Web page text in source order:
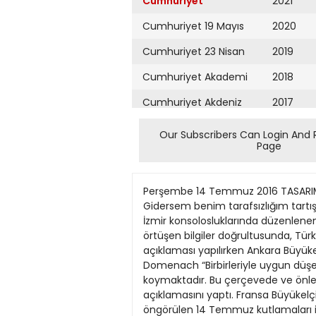
Cumhuriyet 19 Mayıs
Cumhuriyet 23 Nisan
Cumhuriyet Akademi
Cumhuriyet Akdeniz
Cumhuriyet Alışveriş
Cumhuriyet Ankara
Cumhuriyet Büyük
Taaruz
Cumhuriyet
Cumartesi
Cumhuriyet Çevre
2020
2019
2018
2017
2016
2015
2013
2012
2011
2010
2009
Our Subscribers Can Login And
Page
Perşembe 14 Temmuz 2016 TASARIM: İLKNUR FİLİZ reddSeardaeyn’aTBGraöahkbahzdaoınrnlu gitmeyi muhtar ‘Tarafsızlığını yitirdi. Gidersem benim tarafsızlığım tartışılır hale gelir’ Üç kentte alarm Fransa kutlamaları iptal etti Fransa, Ankara Büyükelçiliği ile İstanbul ve İzmir konsolosluklarında düzenlenen 14 Temmuz ulusal gün etkinliklerini güvenlik gerekçesiyle iptal etti. İptal için “Elde edilen ve birbiriyle örtüşen bilgiler doğrultusunda, Türkiye’de yapılması öngörülen 14 Temmuz resepsiyonlarına yönelik ciddi tehdit varlığı tespit edildi” açıklaması yapılırken Ankara Büyükelçiliği ve İstanbul Başkonsolosluğu ikinci bir emre kadar kapatıldı. İstanbul Başkonsolosu Muriel Domenach “Birbirleriyle uygun düşen bilgiler, Türkiye’deki 14 Temmuz kutlamalarına yönelik ciddi bir tehdit unsurunu ortaya koymaktadır. Bu çerçevede ve önlem amaçlı Türk yetkili merciileri ile irtibat halinde, kutlamaları iptal etme kararı almış bulunmaktayız” açıklamasını yaptı. Fransa Büyükelçiliği’nden yapılan açıklamada ise “Güvenlik gerekçesiyle, Ankara, İstanbul ve İzmir’de düzenlenmesi öngörülen 14 Temmuz kutlamaları iptal edilmiştir” ifadeleri kullanıldı. Büyükelçilik açıklamasında ayrıca, Fransa’nın Türkiye Büyükelçiliği ve İstanbul Başkonsolosluğu’nun dün saat 13’ten itibaren “ikinci bir emre kadar” kapatılacağı duyuruldu. Öte yandan Fransa Dışişleri Bakanı JeanMarc Ayrault, dün Dışişleri Bakanı Mevlüt Çavuşoğlu’nu telefonla arayarak aldıkları kararılarla ile gili bilgi verdi. ŞANLIURFA AHMET ŞEFİK Cumhurbaşkanı Tayyip Erdoğan tarafından Saray’a davet edilen muhtarlardan Trabzon’un Vakfıkebir ilçesi Çarşı Mahallesi Muhtarı Gökhan Bahadır, “tarafsız bir muhtar” olarak “partili bir cumhurbaşkanı”nın davetine katılmasının tarafsızlığını tartışılır hale getireceğini belirterek Saray’a gitmeyeceğini açıkladı. Haklı olduğu için kimseden korkusu olmadığını söyleyen Bahadır, “Mührü alırlarsa alsınlar. Beni de halk seçti” dedi. Erdoğan’ın muhtarlar toplantısına davet edilen muhtarlardan biri ilk kez Saray’a gitmeyeceğini açıkladı. Çarşı Mahallesi Muhtarı Bahadır, Cumhurbaşkanının tarafsız olmadığını belirterek Saray’a gitmeyeceğini açıkladı. Cumhuriyet’e konuşan Bahadır, “Cumhurbaşkanı’nın temel görevi anayasaya uygun davranmak, onu korumak. Ama anayasayı tanımıyor, saygı duymuyor. Taraf sız olması gerekirken, taraflı bir cumhurbaşkanı. Taraflı olduğunu 80 milyon görüyor. Ayrıca sorunlarının çözülmesi değil başkanlık için ülkemizi kaosa sürükleyen politikalara yer veriyor. Muhtar, hiçbir partiye üye olmayan, parti gözetmeyen, kendisini seçenlere ya da seçmeyenlere eşit biçimde davranan biridir. Parti ayrımı, insan ayrımı yapmaz. Cumhurbaşkanı da tarafsız